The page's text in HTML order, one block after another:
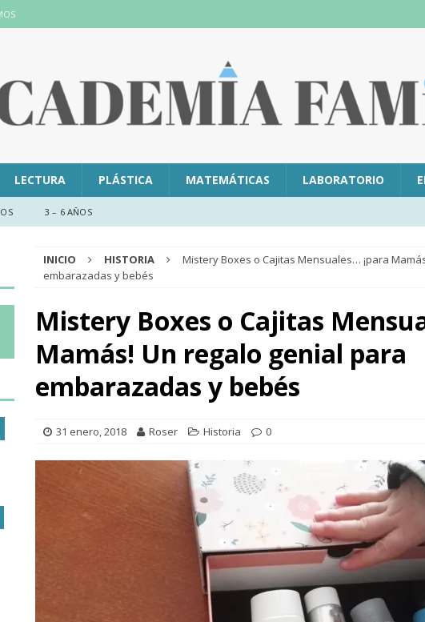
LECTURA PLÁSTICA MATEMÁTICAS LABORATORIO
3 – 6 AÑOS
INICIO HISTORIA
Mistery Boxes o Cajitas Mensuales… ¡para
embarazadas y bebés
Mistery Boxes o Cajitas
Mamás! Un regalo genial para
embarazadas y bebés
31 enero, 2018 Roser Historia 0